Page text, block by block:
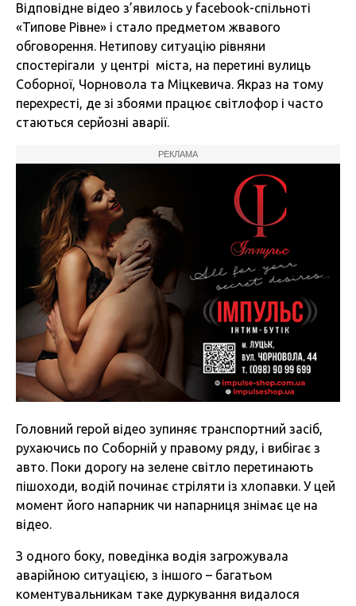
Відповідне відео з’явилось у facebook-спільноті
«Типове Рівне» і стало предметом жвавого
обговорення. Нетипову ситуацію рівняни
спостерігали у центрі міста, на перетині вулиць
Соборної, Чорновола та Міцкевича. Якраз на тому
перехресті, де зі збоями працює світлофор і часто
стаються серйозні аварії.
РЕКЛАМА
Головний герой відео зупиняє транспортний засіб,
рухаючись по Соборній у правому ряду, і вибігає з
авто. Поки дорогу на зелене світло перетинають
пішоходи, водій починає стріляти із хлопавки. У цей
момент його напарник чи напарниця знімає це на
відео.
З одного боку, поведінка водія загрожувала
аварійною ситуацією, з іншого – багатьом
коментувальникам таке дуркування видалося